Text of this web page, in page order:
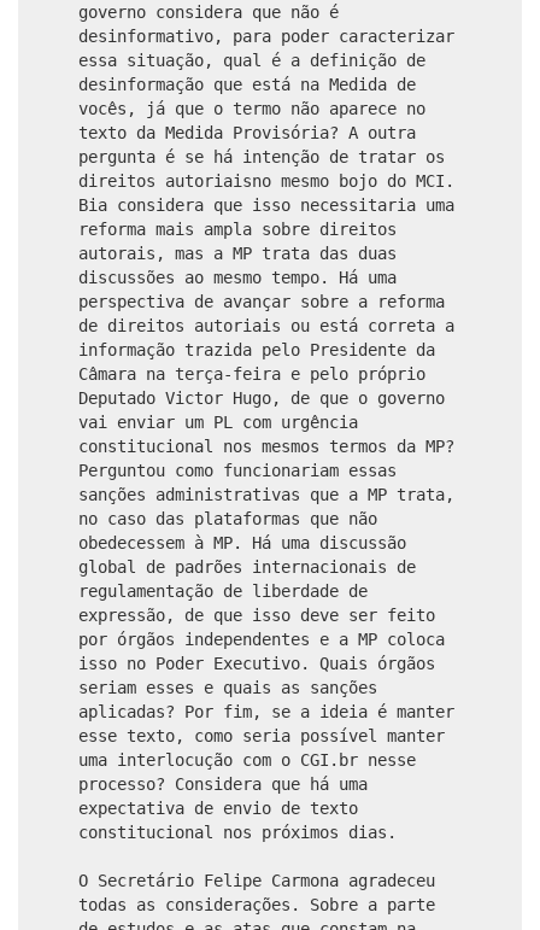
governo considera que não é
desinformativo, para poder caracterizar
essa situação, qual é a definição de
desinformação que está na Medida de
vocês, já que o termo não aparece no
texto da Medida Provisória? A outra
pergunta é se há intenção de tratar os
direitos autoriaisno mesmo bojo do MCI.
Bia considera que isso necessitaria uma
reforma mais ampla sobre direitos
autorais, mas a MP trata das duas
discussões ao mesmo tempo. Há uma
perspectiva de avançar sobre a reforma
de direitos autoriais ou está correta a
informação trazida pelo Presidente da
Câmara na terça-feira e pelo próprio
Deputado Victor Hugo, de que o governo
vai enviar um PL com urgência
constitucional nos mesmos termos da MP?
Perguntou como funcionariam essas
sanções administrativas que a MP trata,
no caso das plataformas que não
obedecessem à MP. Há uma discussão
global de padrões internacionais de
regulamentação de liberdade de
expressão, de que isso deve ser feito
por órgãos independentes e a MP coloca
isso no Poder Executivo. Quais órgãos
seriam esses e quais as sanções
aplicadas? Por fim, se a ideia é manter
esse texto, como seria possível manter
uma interlocução com o CGI.br nesse
processo? Considera que há uma
expectativa de envio de texto
constitucional nos próximos dias.
O Secretário Felipe Carmona agradeceu
todas as considerações. Sobre a parte